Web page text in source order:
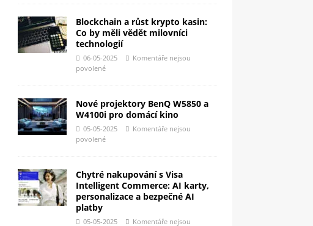
Blockchain a růst krypto kasin:
Co by měli vědět milovníci
technologií
06-05-2025
Komentáře nejsou
povolené
Nové projektory BenQ W5850 a
W4100i pro domácí kino
05-05-2025
Komentáře nejsou
povolené
Chytré nakupování s Visa
Intelligent Commerce: AI karty,
personalizace a bezpečné AI
platby
05-05-2025 Komentáře nejsou